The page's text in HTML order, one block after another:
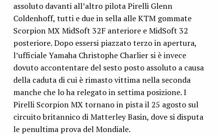
assoluto davanti all’altro pilota Pirelli Glenn
Coldenhoff, tutti e due in sella alle KTM gommate
Scorpion MX MidSoft 32F anteriore e MidSoft 32
posteriore. Dopo essersi piazzato terzo in apertura,
l’ufficiale Yamaha Christophe Charlier si è invece
dovuto accontentare del sesto posto assoluto a causa
della caduta di cui è rimasto vittima nella seconda
manche che lo ha relegato in settima posizione. I
Pirelli Scorpion MX tornano in pista il 25 agosto sul
circuito britannico di Matterley Basin, dove si disputa
le penultima prova del Mondiale.